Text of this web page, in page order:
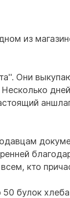
из
Они
дней
кто
булок